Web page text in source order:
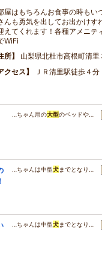
屋はもちろんお食事の時もい
んも勇気を出してお出かけす
えてくれます！各種アメニテ
WiFi
所
山梨県北杜市高根町清
クセス
ＪＲ清里駅徒歩４分
…ちゃん用の大型のベッドや…
…ちゃんは中型犬までとなり…
…ちゃんは中型犬までとなり…